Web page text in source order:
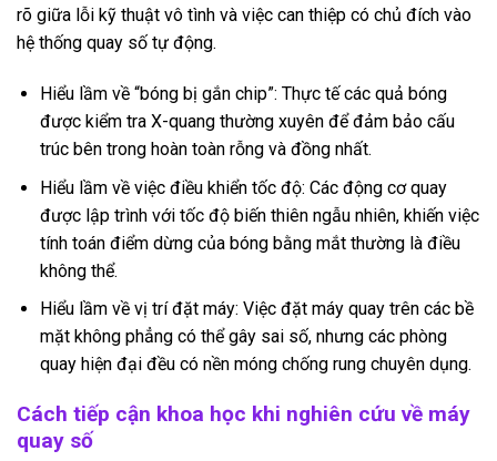
rõ giữa lỗi kỹ thuật vô tình và việc can thiệp có chủ đích vào
hệ thống quay số tự động.
Hiểu lầm về “bóng bị gắn chip”: Thực tế các quả bóng
được kiểm tra X-quang thường xuyên để đảm bảo cấu
trúc bên trong hoàn toàn rỗng và đồng nhất.
Hiểu lầm về việc điều khiển tốc độ: Các động cơ quay
được lập trình với tốc độ biến thiên ngẫu nhiên, khiến việc
tính toán điểm dừng của bóng bằng mắt thường là điều
không thể.
Hiểu lầm về vị trí đặt máy: Việc đặt máy quay trên các bề
mặt không phẳng có thể gây sai số, nhưng các phòng
quay hiện đại đều có nền móng chống rung chuyên dụng.
Cách tiếp cận khoa học khi nghiên cứu về máy
quay số